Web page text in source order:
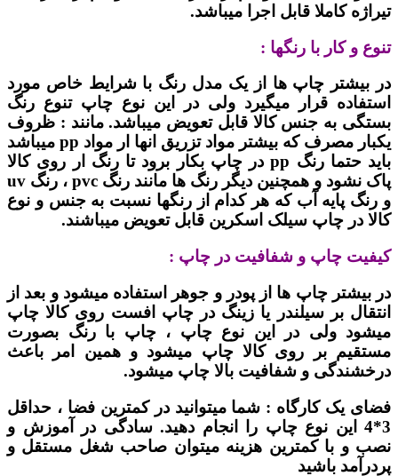
تیراژه کاملا قابل اجرا میباشد.
تنوع و کار با رنگها :
در بیشتر چاپ ها از یک مدل رنگ با شرایط خاص مورد
استفاده قرار میگیرد ولی در این نوع چاپ تنوع رنگ
بستگی به جنس کالا قابل تعویض میباشد. مانند : ظروف
یکبار مصرف که بیشتر مواد تزریق انها ار مواد pp میباشد
باید حتما رنگ pp در چاپ بکار برود تا رنگ ار روی کالا
پاک نشود و همچنین دیگر رنگ ها مانند رنگ pvc ، رنگ uv
و رنگ پایه آب که هر کدام از رنگها نسبت به جنس و نوع
کالا در چاپ سیلک اسکرین قابل تعویض میباشند.
کیفیت چاپ و شفافیت در چاپ :
در بیشتر چاپ ها از پودر و جوهر استفاده میشود و بعد از
انتقال بر سیلندر یا زینگ در چاپ افست روی کالا چاپ
میشود ولی در این نوع چاپ ، چاپ با رنگ بصورت
مستقیم بر روی کالا چاپ میشود و همین امر باعث
درخشندگی و شفافیت بالا چاپ میشود.
فضای یک کارگاه : شما میتوانید در کمترین فضا ، حداقل
3*4 این نوع چاپ را انجام دهید. سادگی در آموزش و
نصب و با کمترین هزینه میتوان صاحب شغل مستقل و
پردرآمد باشید